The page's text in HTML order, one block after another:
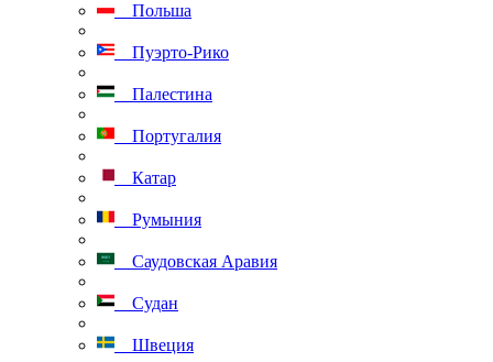
Польша
Пуэрто-Рико
Палестина
Португалия
Катар
Румыния
Саудовская Аравия
Судан
Швеция